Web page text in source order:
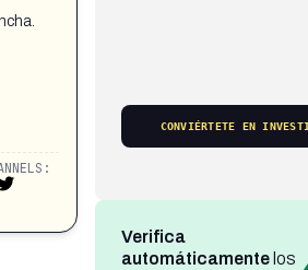
CONVIÉRTETE EN
Verifica
automáticamentelos